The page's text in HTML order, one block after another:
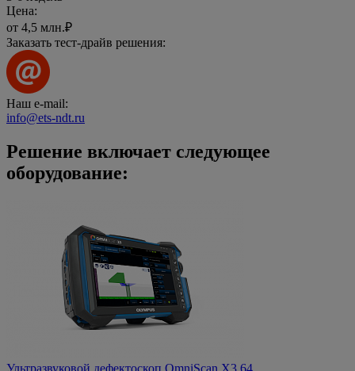
Цена:
от 4,5 млн.₽
Заказать тест-драйв решения:
Наш e-mail:
info@ets-ndt.ru
Решение включает следующее
оборудование:
Ультразвуковой дефектоскоп OmniScan X3 64